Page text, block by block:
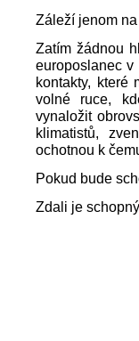
Záleží jenom na
Zatím žádnou
europoslanec
kontakty, které
volné ruce,
vynaložit
klimatistů,
ochotnou k
Pokud bude
Zdali je